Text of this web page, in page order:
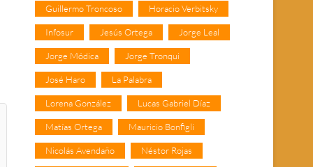
Guillermo Troncoso Horacio Verbitsky
Infosur Jesús Ortega Jorge Leal
Jorge Módica Jorge Tronqui
José Haro La Palabra
Lorena González Lucas Gabriel Díaz
Matías Ortega Mauricio Bonfigli
Nicolás Avendaño Néstor Rojas